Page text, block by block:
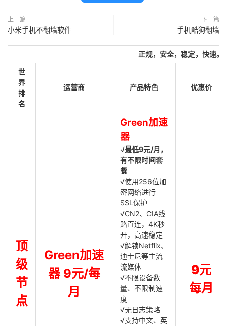
上一篇
小米手机不翻墙软件
下一篇
手机酷狗翻墙
正规，安全，稳定，快速。
世
界
排
名
运营商 产品特色 优惠价
顶
级
节
点
Green加速
器 9元/每
月
Green加速
器
√最低9元/月，
有不限时间套
餐
√使用256位加
密网络进行
SSL保护
√CN2、CIA线
路直连，4K秒
开，高速稳定
√解锁Netflix、
迪士尼等主流
流媒体
√不限设备数
量、不限制速
度
√无日志策略
√支持中文、英
9元
每月